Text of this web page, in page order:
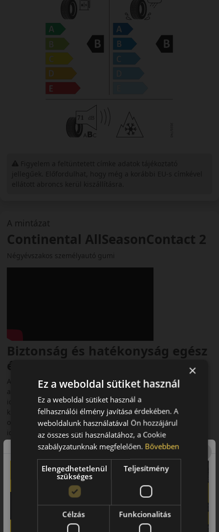
A mintázat
Continental AllSeasonContact 2
Négyévszakos személyautó gumi
Biztonság és hatékonyság egész
évben
A Continental AllSeasonContact 2 a prémium személyautó-
abroncsok új generációját képviseli. Kifejezetten az európai
időjárási viszonyokra fejlesztették, hogy egész évben
kiegyensúlyozott teljesítményt nyújtson. Akár városi, akár
országúti környezetben, megbízható választás minden
időjárási körülmény között.
Fő előnyök röviden:
• Chili Blend gumikeverék a jobb tapadásért
• 3PMSF és M+S minősítés
• Kényelmes és halk futás
×
Ez a weboldal sütiket használ
Ez a weboldal sütiket használ a
felhasználói élmény javítása érdekében. A
weboldalunk használatával Ön hozzájárul
az összes süti használatához, a Cookie
szabályzatunknak megfelelően. Bővebben
Elengedhetetlenül
szükséges
Teljesítmény
Célzás Funkcionalitás